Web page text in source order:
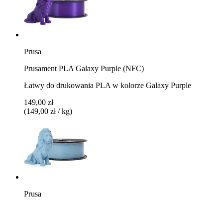
Prusa
Prusament PLA Galaxy Purple (NFC)
Łatwy do drukowania PLA w kolorze Galaxy Purple
149,00 zł
(149,00 zł / kg)
Prusa